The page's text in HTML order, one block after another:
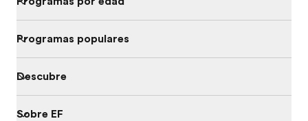
Programas populares
Descubre
Sobre EF